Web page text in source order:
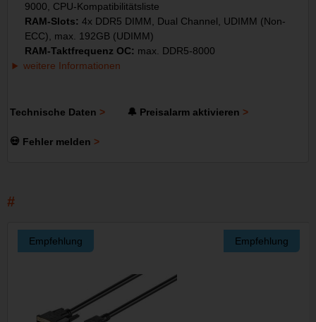
9000, CPU-Kompatibilitätsliste
RAM-Slots: 4x DDR5 DIMM, Dual Channel, UDIMM (Non-
ECC), max. 192GB (UDIMM)
RAM-Taktfrequenz OC: max. DDR5-8000
weitere Informationen
Technische Daten 🔔 Preisalarm aktivieren
💀 Fehler melden
Empfehlung Empfehlung